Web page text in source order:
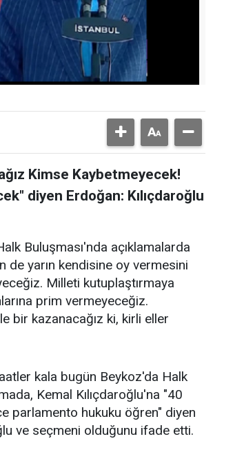
Kimse Kaybetmeyecek!
diyen Erdoğan: Kılıçdaroğlu
Buluşması'nda açıklamalarda
de yarın kendisine oy vermesini
Milleti kutuplaştırmaya
prim vermeyeceğiz.
bir kazanacağız ki, kirli eller
kala bugün Beykoz'da Halk
Kemal Kılıçdaroğlu'na "40
parlamento hukuku öğren" diyen
ve seçmeni olduğunu ifade etti.